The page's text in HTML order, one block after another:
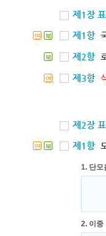
제1장
연 북 제1항
북 제2항
연 제3항
제2장
연 북 제1항
1. 단모
2. 이중